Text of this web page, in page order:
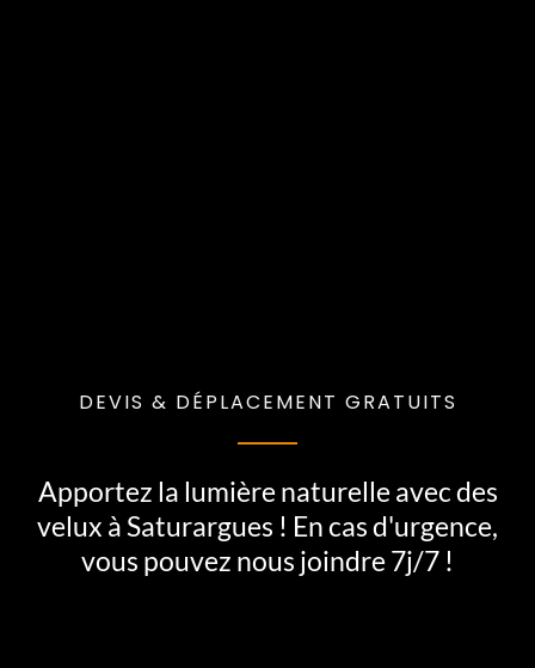
DEVIS & DÉPLACEMENT GRATUITS
Apportez la lumière naturelle avec des
velux à Saturargues ! En cas d'urgence,
vous pouvez nous joindre 7j/7 !